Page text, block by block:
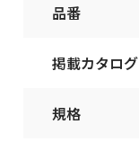
品番
掲載カタログ
規格